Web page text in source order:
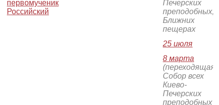
первомученик
Российский
Печерских
преподобных,
Ближних
пещерах
25 июля
8 марта
(переходящая)
Собор всех
Киево-
Печерских
преподобных